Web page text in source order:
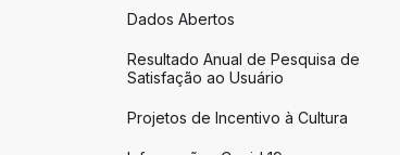
Dados Abertos
Resultado Anual de Pesquisa de
Satisfação ao Usuário
Projetos de Incentivo à Cultura